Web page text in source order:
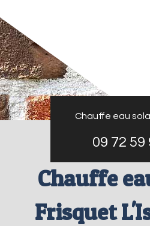
Chauffe eau
09 72 59
Chauffe
Frisquet